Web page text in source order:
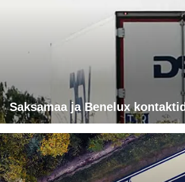
Saksamaa ja Benelux kontaktid